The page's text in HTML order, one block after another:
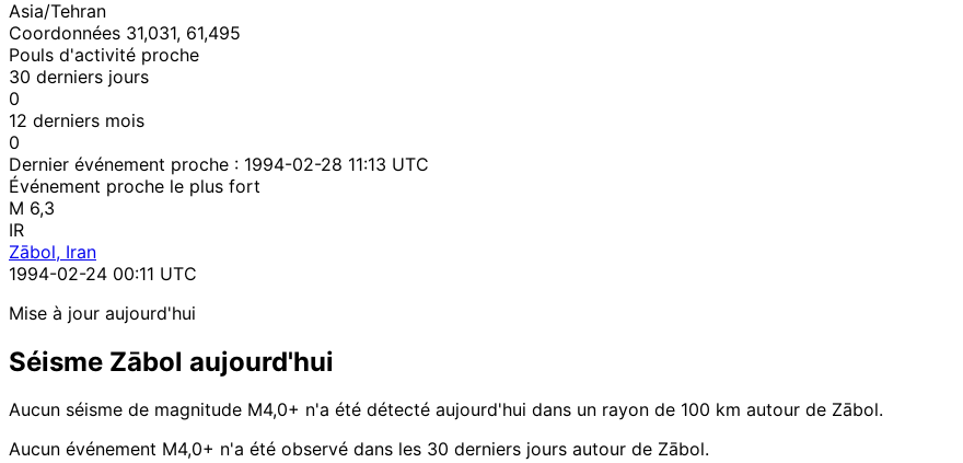
Asia/Tehran
Coordonnées 31,031, 61,495
Pouls d'activité proche
30 derniers jours
0
12 derniers mois
0
Dernier événement proche : 1994-02-28 11:13 UTC
Événement proche le plus fort
M 6,3
IR
Zābol, Iran
1994-02-24 00:11 UTC
Mise à jour aujourd'hui
Séisme Zābol aujourd'hui
Aucun séisme de magnitude M4,0+ n'a été détecté aujourd'hui dans un rayon de 100 km autour de Zābol.
Aucun événement M4,0+ n'a été observé dans les 30 derniers jours autour de Zābol.